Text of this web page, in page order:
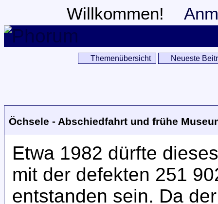
Willkommen!
Themenübersicht Neueste
Öchsele - Abschiedfahrt und frühe
Etwa 1982 dürfte
mit der defekten 251
entstanden sein. Da